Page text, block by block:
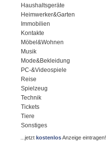
Haushaltsgeräte
Heimwerker&Garten
Immobilien
Kontakte
Möbel&Wohnen
Musik
Mode&Bekleidung
PC-&Videospiele
Reise
Spielzeug
Technik
Tickets
Tiere
Sonstiges
...jetztkostenlosAnzeige eintragen!